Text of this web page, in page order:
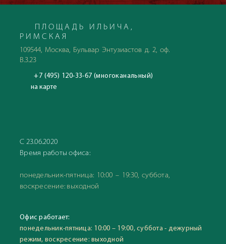
ПЛОЩАДЬ ИЛЬИЧА,
РИМСКАЯ
109544, Москва, Бульвар Энтузиастов д. 2, оф.
В.3.23
+7 (495) 120-33-67 (многоканальный)
на карте
С 23.06.2020
Время работы офиса:
понедельник-пятница: 10:00 – 19:30, суббота,
воскресение: выходной
Офис работает:
понедельник-пятница: 10:00 – 19:00, суббота - дежурный
режим, воскресение: выходной